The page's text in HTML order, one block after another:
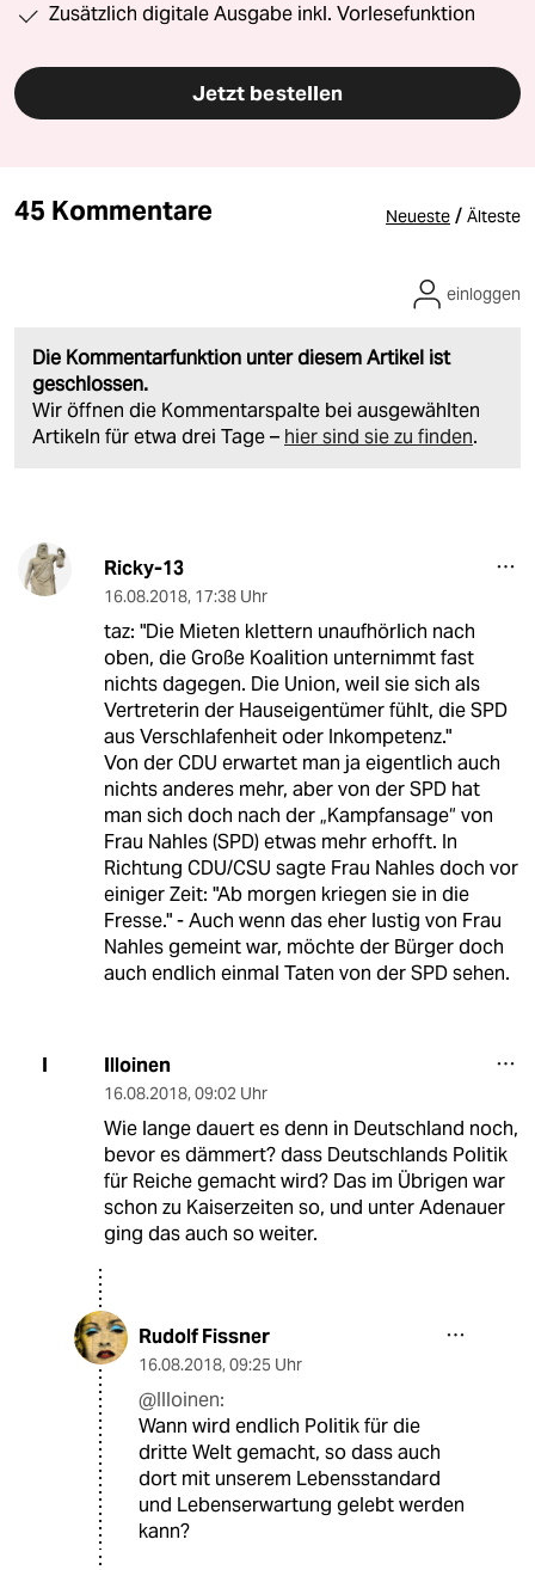
Zusätzlich digitale Ausgabe inkl. Vorlesefunktion
Jetzt bestellen
45 Kommentare Neueste / Älteste
Die Kommentarfunktion unter diesem Artikel ist
geschlossen.
Wir öffnen die Kommentarspalte bei ausgewählten
Artikeln für etwa drei Tage – hier sind sie zu finden.
einloggen
Ricky-13
16.08.2018, 17:38 Uhr
taz: "Die Mieten klettern unaufhörlich nach
oben, die Große Koalition unternimmt fast
nichts dagegen. Die Union, weil sie sich als
Vertreterin der Hauseigentümer fühlt, die SPD
aus Verschlafenheit oder Inkompetenz."
Von der CDU erwartet man ja eigentlich auch
nichts anderes mehr, aber von der SPD hat
man sich doch nach der „Kampfansage“ von
Frau Nahles (SPD) etwas mehr erhofft. In
Richtung CDU/CSU sagte Frau Nahles doch vor
einiger Zeit: "Ab morgen kriegen sie in die
Fresse." - Auch wenn das eher lustig von Frau
Nahles gemeint war, möchte der Bürger doch
auch endlich einmal Taten von der SPD sehen.
I Illoinen
16.08.2018, 09:02 Uhr
Wie lange dauert es denn in Deutschland noch,
bevor es dämmert? dass Deutschlands Politik
für Reiche gemacht wird? Das im Übrigen war
schon zu Kaiserzeiten so, und unter Adenauer
ging das auch so weiter.
Rudolf Fissner
16.08.2018, 09:25 Uhr
@Illoinen:
Wann wird endlich Politik für die
dritte Welt gemacht, so dass auch
dort mit unserem Lebensstandard
und Lebenserwartung gelebt werden
kann?